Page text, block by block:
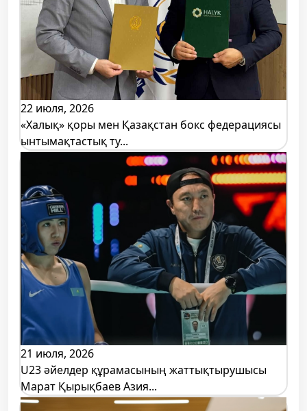
22 июля, 2026
«Халық» қоры мен Қазақстан бокс федерациясы
ынтымақтастық ту...
21 июля, 2026
U23 әйелдер құрамасының жаттықтырушысы
Марат Қырықбаев Азия...